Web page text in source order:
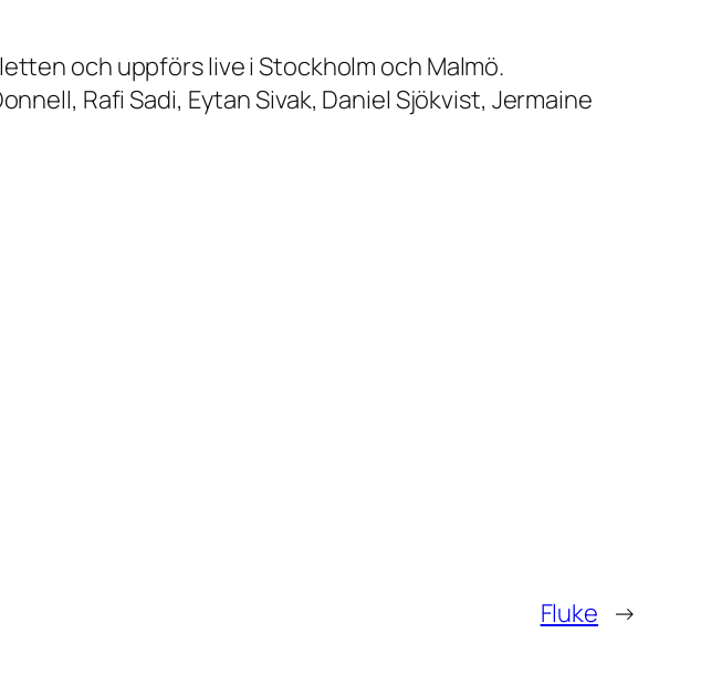
och uppförs live i Stockholm och Malmö.
Rafi Sadi, Eytan Sivak, Daniel Sjökvist, Jermaine
Fluke →